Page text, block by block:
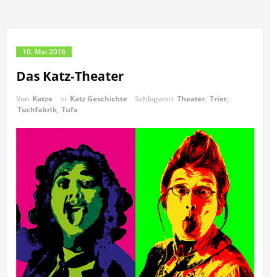
10. Mai 2016
Das Katz-Theater
Von Katze in Katz Geschichte Schlagwort Theater, Trier,
Tuchfabrik, Tufa